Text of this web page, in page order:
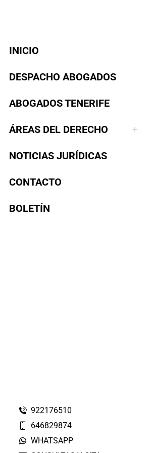
INICIO
DESPACHO ABOGADOS
ABOGADOS TENERIFE
ÁREAS DEL DERECHO
NOTICIAS JURÍDICAS
CONTACTO
BOLETÍN
922176510
646829874
WHATSAPP